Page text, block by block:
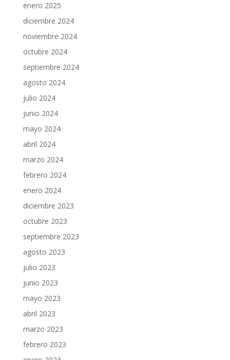
enero 2025
diciembre 2024
noviembre 2024
octubre 2024
septiembre 2024
agosto 2024
julio 2024
junio 2024
mayo 2024
abril 2024
marzo 2024
febrero 2024
enero 2024
diciembre 2023
octubre 2023
septiembre 2023
agosto 2023
julio 2023
junio 2023
mayo 2023
abril 2023
marzo 2023
febrero 2023